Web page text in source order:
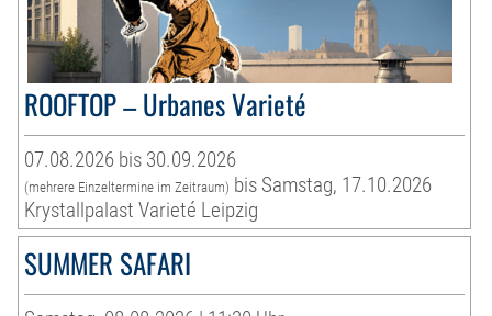
ROOFTOP – Urbanes Varieté
07.08.2026 bis 30.09.2026
(mehrere Einzeltermine im Zeitraum) bis Samstag, 17.10.2026
Krystallpalast Varieté Leipzig
SUMMER SAFARI